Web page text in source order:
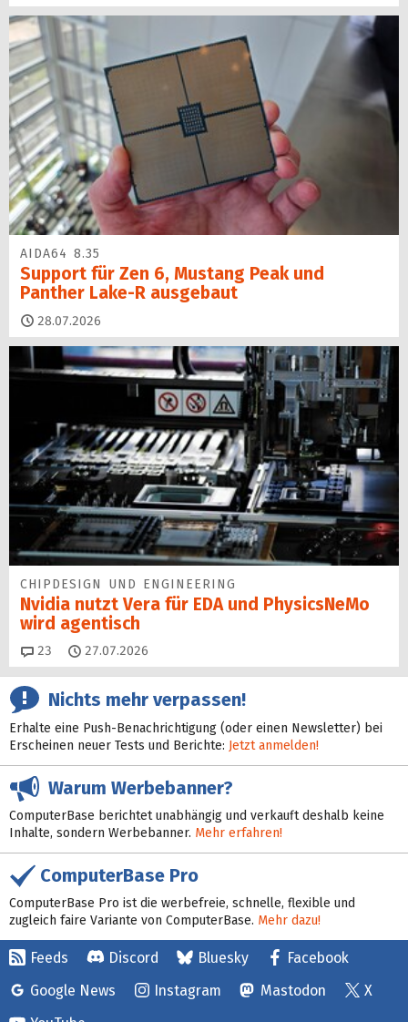
AIDA64 8.35
Support für Zen 6, Mustang Peak und
Panther Lake-R ausgebaut
28.07.2026
CHIPDESIGN UND ENGINEERING
Nvidia nutzt Vera für EDA und PhysicsNeMo
wird agentisch
23 Kommentare
27.07.2026
Nichts mehr verpassen!
Erhalte eine Push-Benachrichtigung (oder einen Newsletter) bei
Erscheinen neuer Tests und Berichte: Jetzt anmelden!
Warum Werbebanner?
ComputerBase berichtet unabhängig und verkauft deshalb keine
Inhalte, sondern Werbebanner. Mehr erfahren!
ComputerBase Pro
ComputerBase Pro ist die werbefreie, schnelle, flexible und
zugleich faire Variante von ComputerBase. Mehr dazu!
Feeds Discord Bluesky
Facebook
Google News
Instagram Mastodon
X